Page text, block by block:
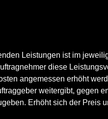
Leistungen ist im
diese
angemessen erhöht
weitergibt, gegen
Erhöht sich der Preis